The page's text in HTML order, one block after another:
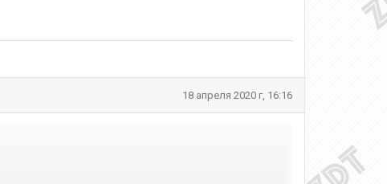
18 апреля 2020 г, 16:16